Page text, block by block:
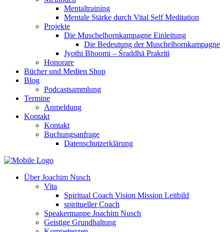
Mentaltraining
Mentale Stärke durch Vital Self Meditation
Projekte
Die Muschelhornkampagne Einleitung
Die Bedeutung der Muschelhornkampagne
Jyothi Bhoomi – Śraddhā Prakriti
Honorare
Bücher und Medien Shop
Blog
Podcastsammlung
Termine
Anmeldung
Kontakt
Kontakt
Buchungsanfrage
Datenschutzerklärung
Über Joachim Nusch
Vita
Spiritual Coach Vision Mission Leitbild
spiritueller Coach
Speakermappe Joachim Nusch
Geistige Grundhaltung